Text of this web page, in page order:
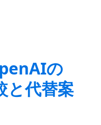
の
と代替案